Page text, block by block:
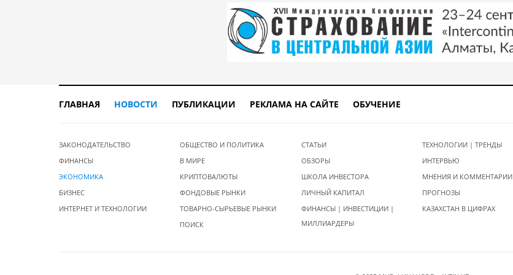
ГЛАВНАЯ НОВОСТИ ПУБЛИКАЦИИ РЕКЛАМА НА САЙТЕ ОБУЧЕНИЕ
ЗАКОНОДАТЕЛЬСТВО
ФИНАНСЫ
ЭКОНОМИКА
БИЗНЕС
ИНТЕРНЕТ И ТЕХНОЛОГИИ
ОБЩЕСТВО И ПОЛИТИКА
В МИРЕ
КРИПТОВАЛЮТЫ
ФОНДОВЫЕ РЫНКИ
ТОВАРНО-СЫРЬЕВЫЕ РЫНКИ
ПОИСК
СТАТЬИ
ОБЗОРЫ
ШКОЛА ИНВЕСТОРА
ЛИЧНЫЙ КАПИТАЛ
ФИНАНСЫ | ИНВЕСТИЦИИ |
МИЛЛИАРДЕРЫ
ТЕХНОЛОГИИ | ТРЕНДЫ
ИНТЕРВЬЮ
МНЕНИЯ И КОММЕНТАРИИ
ПРОГНОЗЫ
КАЗАХСТАН В ЦИФРАХ